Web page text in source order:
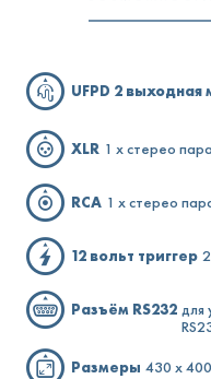
UFPD 2 выходная
XLR 1 x стерео
RCA 1 x стерео
12 вольт триггер
Разъём RS232 для
Размеры 430 x 400